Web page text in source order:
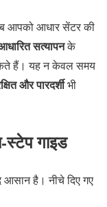
आपको आधार सेंटर की
सत्यापनके
हैं। यह न केवल समय
और पारदर्शीभी
गाइड
है। नीचे दिए गए